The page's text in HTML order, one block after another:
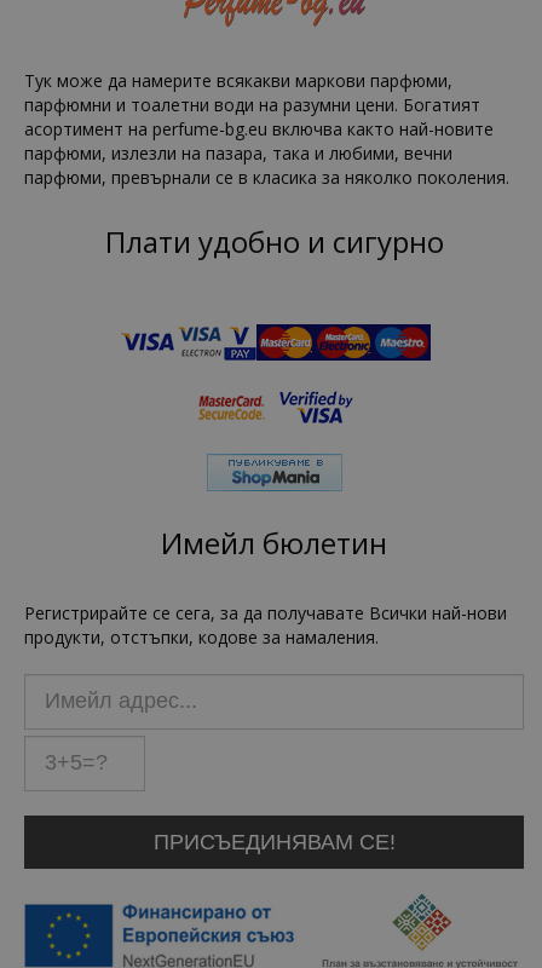
Тук може да намерите всякакви маркови парфюми,
парфюмни и тоалетни води на разумни цени. Богатият
асортимент на perfume-bg.eu включва както най-новите
парфюми, излезли на пазара, така и любими, вечни
парфюми, превърнали се в класика за няколко поколения.
Плати удобно и сигурно
Имейл бюлетин
Регистрирайте се сега, за да получавате Всички най-нови
продукти, отстъпки, кодове за намаления.